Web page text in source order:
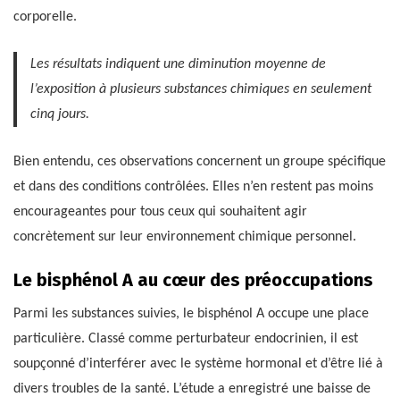
corporelle.
Les résultats indiquent une diminution moyenne de
l’exposition à plusieurs substances chimiques en seulement
cinq jours.
Bien entendu, ces observations concernent un groupe spécifique
et dans des conditions contrôlées. Elles n’en restent pas moins
encourageantes pour tous ceux qui souhaitent agir
concrètement sur leur environnement chimique personnel.
Le bisphénol A au cœur des préoccupations
Parmi les substances suivies, le bisphénol A occupe une place
particulière. Classé comme perturbateur endocrinien, il est
soupçonné d’interférer avec le système hormonal et d’être lié à
divers troubles de la santé. L’étude a enregistré une baisse de